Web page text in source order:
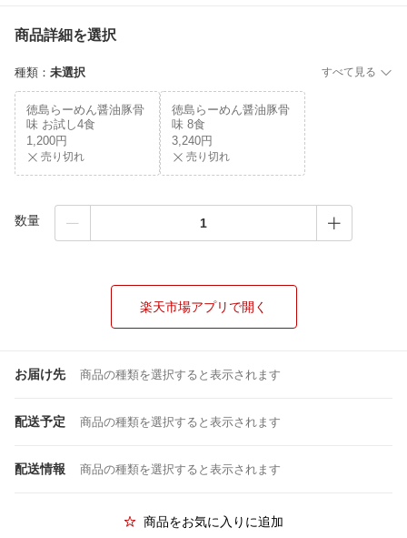
商品詳細を選択
種類 ： 未選択 すべて見る
徳島らーめん醤油豚骨
味 お試し4食
1,200円
売り切れ
徳島らーめん醤油豚骨
味 8食
3,240円
売り切れ
数量
楽天市場アプリで開く
お届け先 商品の種類を選択すると表示されます
配送予定 商品の種類を選択すると表示されます
配送情報 商品の種類を選択すると表示されます
商品をお気に入りに追加